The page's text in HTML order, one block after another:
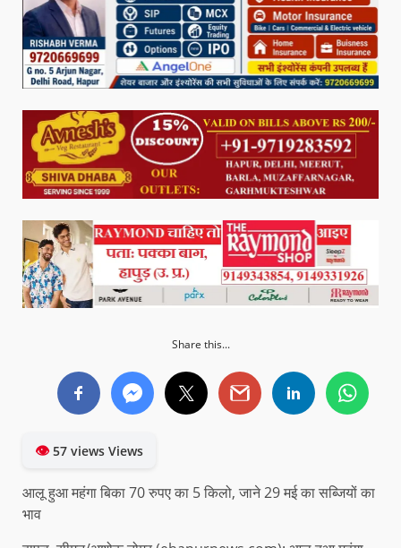
Share this...
👁57 views Views
आलू हुआ महंगा बिका 70 रुपए का 5 किलो, जाने 29 मई का सब्जियों का
भाव